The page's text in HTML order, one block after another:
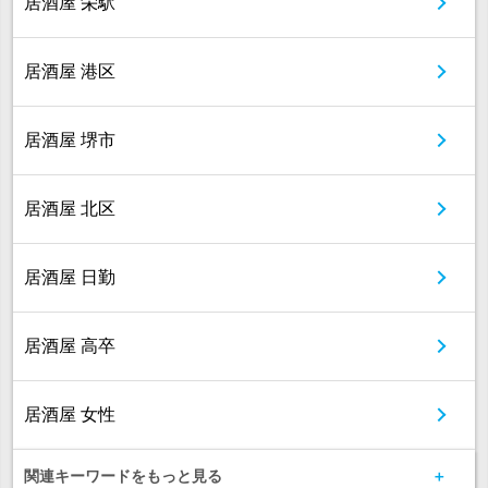
居酒屋 港区
居酒屋 堺市
居酒屋 北区
居酒屋 日勤
居酒屋 高卒
居酒屋 女性
関連キーワードをもっと見る